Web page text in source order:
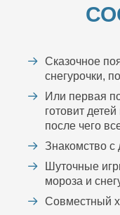
Сказочное
снегурочки,
Или первая
готовит
после чего
Знакомство с
Шуточные
мороза и
Совместный